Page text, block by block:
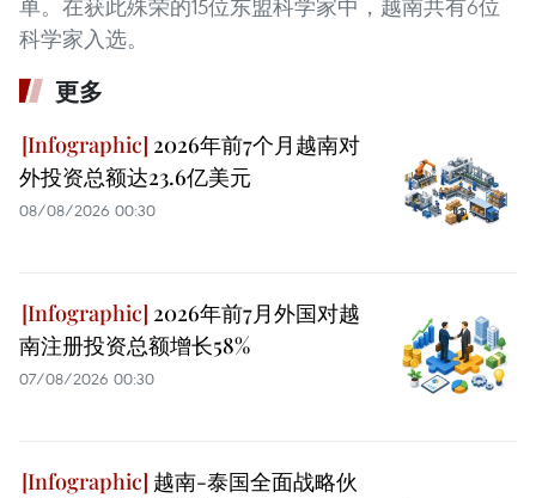
单。在获此殊荣的15位东盟科学家中，越南共有6位
科学家入选。
更多
2026年前7个月越南对
外投资总额达23.6亿美元
08/08/2026 00:30
2026年前7月外国对越
南注册投资总额增长58%
07/08/2026 00:30
越南-泰国全面战略伙